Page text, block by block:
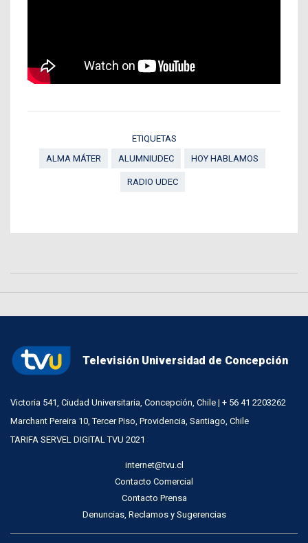
ETIQUETAS
ALMA MÁTER
ALUMNIUDEC HOY HABLAMOS
RADIO UDEC
Televisión Universidad de Concepción
Victoria 541, Ciudad Universitaria, Concepción, Chile | + 56 41 2203262
Marchant Pereira 10, Tercer Piso, Providencia, Santiago, Chile
TARIFA SERVEL DIGITAL TVU 2021
internet@tvu.cl
Contacto Comercial
Contacto Prensa
Denuncias, Reclamos y Sugerencias